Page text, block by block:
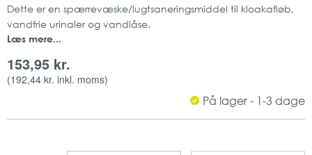
Dette er en spærrevæske/lugtsaneringsmiddel til kloakafløb,
vandfrie urinaler og vandlåse.
En flydende vandlås, som ligger sig ovenpå vandoverfladen
vandlåse, hvor der er lidt vandgennemstrømning.
Er bakteriedræbende, dufter behageligt og virker smørende.
Læs mere...
153,95 kr.
(192,44 kr. inkl. moms)
På lager - 1-3 dage